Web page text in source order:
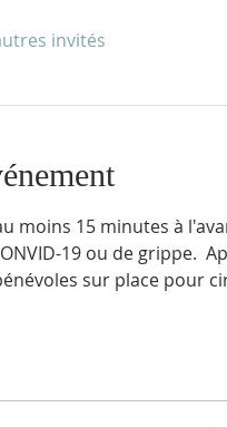
invités
moins 15 minutes à
19 ou de grippe.
sur place pour